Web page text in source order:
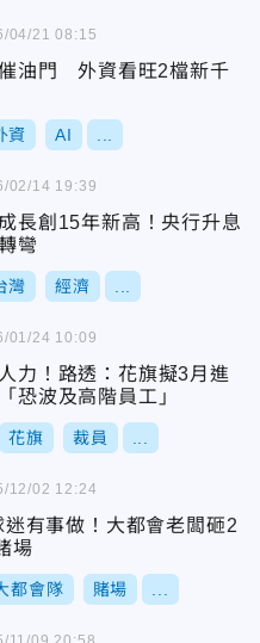
油門 外資看旺2檔新千
資 AI
04/21 08:15
長創15年新高！央行升息
彎
灣 經濟
02/14 19:39
力！路透：花旗擬3月進
恐波及高階員工」
花旗 裁員
01/24 10:09
迷有事做！大都會老闆砸2
場
都會隊 賭場
12/02 12:24